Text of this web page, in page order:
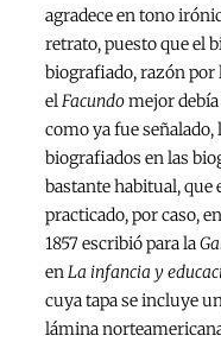
agradece en tono
retrato, puesto que el
biografiado, razón por
elFacundomejor
como ya fue señalado,
biografiados en las
bastante habitual,
practicado, por caso,
1857 escribió para la
enLa infancia y
cuya tapa se incluye
lámina